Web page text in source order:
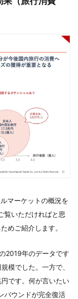
マーケットの概況を
覧いただければと思
めご紹介します。
2019年のデータです
模でした。一方で、
です。何が言いたい
バウンドが完全復活